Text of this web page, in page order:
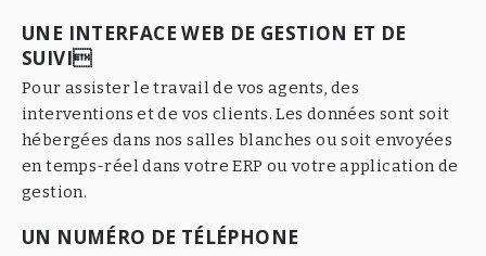
UNE INTERFACE WEB DE GESTION ET DE
SUIVI
Pour assister le travail de vos agents, des
interventions et de vos clients. Les données sont soit
hébergées dans nos salles blanches ou soit envoyées
en temps-réel dans votre ERP ou votre application de
gestion.
UN NUMÉRO DE TÉLÉPHONE